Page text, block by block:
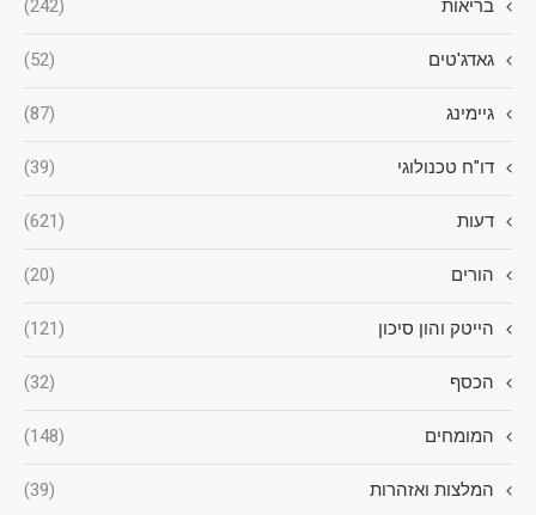
בריאות (242)
גאדג'טים (52)
גיימינג (87)
דו"ח טכנולוגי (39)
דעות (621)
הורים (20)
הייטק והון סיכון (121)
הכסף (32)
המומחים (148)
המלצות ואזהרות (39)